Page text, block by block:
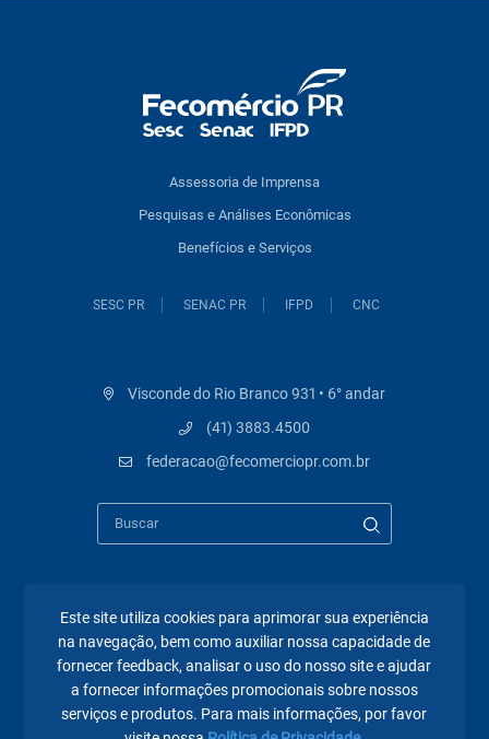
Assessoria de Imprensa
Pesquisas e Análises Econômicas
Benefícios e Serviços
SESC PR SENAC PR IFPD CNC
Visconde do Rio Branco 931 • 6° andar
(41) 3883.4500
federacao@fecomerciopr.com.br
Páginas mais visitadas
A Fecomércio PR
Sindicatos
Este site utiliza cookies para aprimorar sua experiência
na navegação, bem como auxiliar nossa capacidade de
fornecer feedback, analisar o uso do nosso site e ajudar
a fornecer informações promocionais sobre nossos
serviços e produtos. Para mais informações, por favor